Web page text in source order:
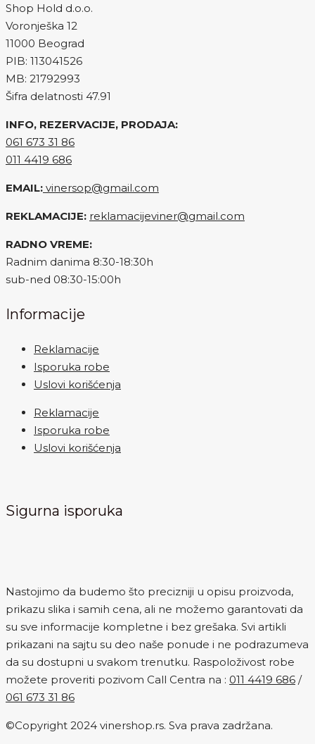
Shop Hold d.o.o.
Voronješka 12
11000 Beograd
PIB: 113041526
MB: 21792993
Šifra delatnosti 47.91
INFO, REZERVACIJE, PRODAJA:
061 673 31 86
011 4419 686
EMAIL: vinersop@gmail.com
REKLAMACIJE: reklamacijeviner@gmail.com
RADNO VREME:
Radnim danima 8:30-18:30h
sub-ned 08:30-15:00h
Informacije
Reklamacije
Isporuka robe
Uslovi korišćenja
Reklamacije
Isporuka robe
Uslovi korišćenja
Sigurna isporuka
Nastojimo da budemo što precizniji u opisu proizvoda,
prikazu slika i samih cena, ali ne možemo garantovati da
su sve informacije kompletne i bez grešaka. Svi artikli
prikazani na sajtu su deo naše ponude i ne podrazumeva
da su dostupni u svakom trenutku. Raspoloživost robe
možete proveriti pozivom Call Centra na : 011 4419 686 /
061 673 31 86
©Copyright 2024 vinershop.rs. Sva prava zadržana.